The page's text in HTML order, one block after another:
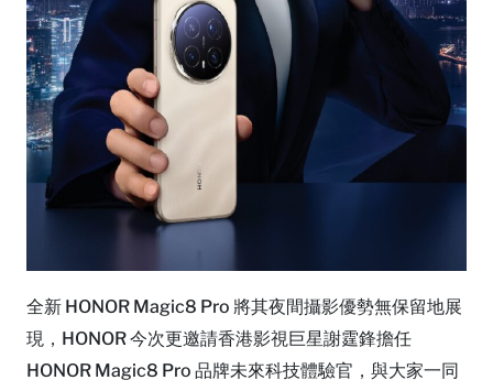
全新 HONOR Magic8 Pro 將其夜間攝影優勢無保留地展
現，HONOR 今次更邀請香港影視巨星謝霆鋒擔任
HONOR Magic8 Pro 品牌未來科技體驗官，與大家一同